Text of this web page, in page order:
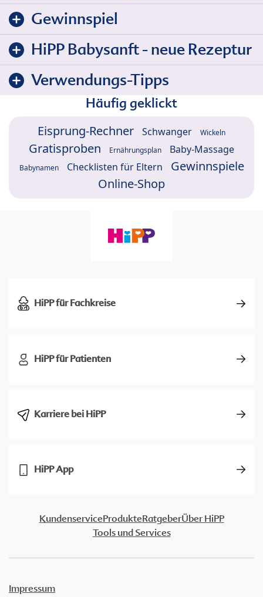
Gewinnspiel
HiPP Babysanft - neue Rezeptur
Verwendungs-Tipps
Häufig geklickt
Eisprung-Rechner Schwanger Wickeln
Gratisproben Ernährungsplan Baby-Massage
Babynamen Checklisten für Eltern
Gewinnspiele
Online-Shop
HiPP für Fachkreise
HiPP für Patienten
Karriere bei HiPP
HiPP App
KundenserviceProdukteRatgeberÜber HiPP
Tools und Services
Impressum